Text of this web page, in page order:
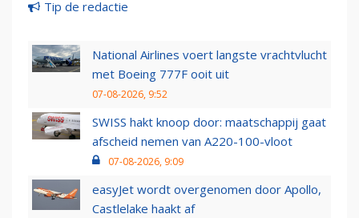
Tip de redactie
National Airlines voert langste vrachtvlucht
met Boeing 777F ooit uit
07-08-2026, 9:52
SWISS hakt knoop door: maatschappij gaat
afscheid nemen van A220-100-vloot
07-08-2026, 9:09
easyJet wordt overgenomen door Apollo,
Castlelake haakt af